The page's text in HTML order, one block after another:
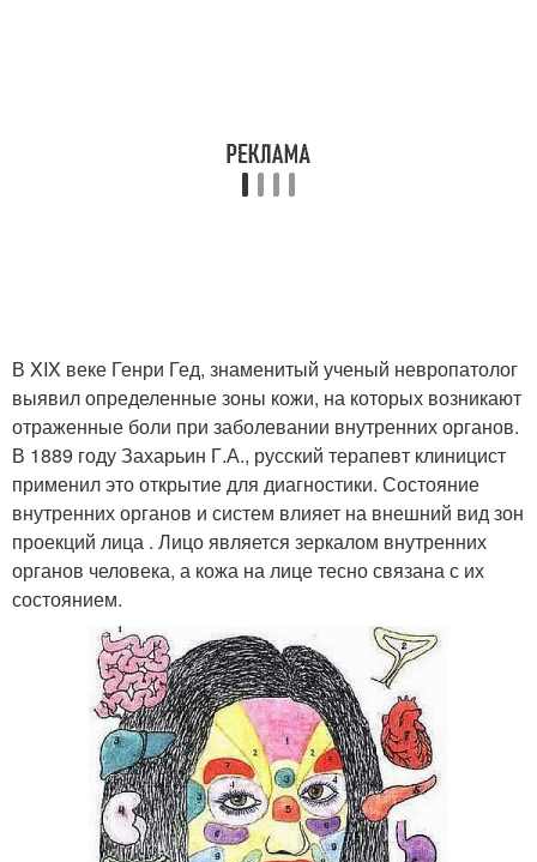
В XIX веке Генри Гед, знаменитый ученый невропатолог
выявил определенные зоны кожи, на которых возникают
отраженные боли при заболевании внутренних органов.
В 1889 году Захарьин Г.А., русский терапевт клиницист
применил это открытие для диагностики. Состояние
внутренних органов и систем влияет на внешний вид зон
проекций лица . Лицо является зеркалом внутренних
органов человека, а кожа на лице тесно связана с их
состоянием.